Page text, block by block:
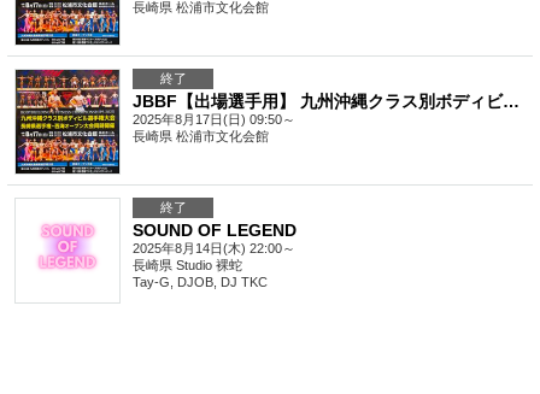
長崎県 松浦市文化会館
終了
JBBF【出場選手用】 九州沖縄クラス別ボディビル選手権＆長崎西海大会 2025
2025年8月17日(日) 09:50～
長崎県 松浦市文化会館
終了
SOUND OF LEGEND
2025年8月14日(木) 22:00～
長崎県 Studio 裸蛇
Tay-G, DJOB, DJ TKC